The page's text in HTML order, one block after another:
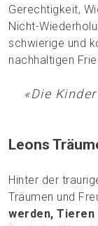
Gerechtigkeit,
Nicht-
schwierige und
nachhaltigen
«Die
Leons
Hinter der
Träumen und
werden, Tieren